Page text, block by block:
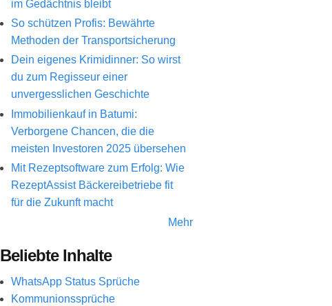
im Gedächtnis bleibt
So schützen Profis: Bewährte
Methoden der Transportsicherung
Dein eigenes Krimidinner: So wirst
du zum Regisseur einer
unvergesslichen Geschichte
Immobilienkauf in Batumi:
Verborgene Chancen, die die
meisten Investoren 2025 übersehen
Mit Rezeptsoftware zum Erfolg: Wie
RezeptAssist Bäckereibetriebe fit
für die Zukunft macht
Mehr
Beliebte Inhalte
WhatsApp Status Sprüche
Kommunionssprüche